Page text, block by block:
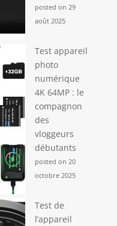
posted on 29
août 2025
Test appareil
photo
numérique
4K 64MP : le
compagnon
des
vloggeurs
débutants
posted on 20
octobre 2025
Test de
l’appareil